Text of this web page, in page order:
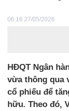
06:16 27/05/2026
HĐQT Ngân
vừa thông qua
cổ phiếu để
hữu. Theo đó,